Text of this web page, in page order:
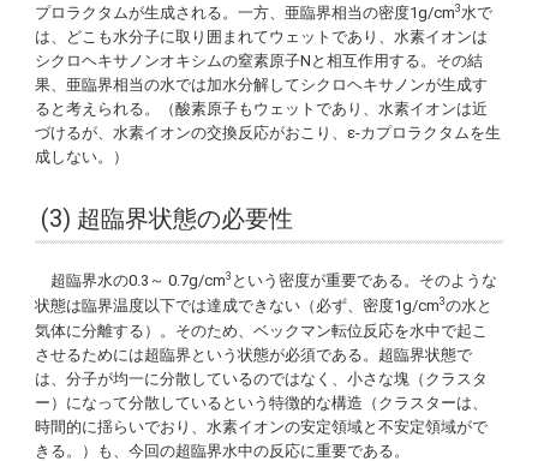
プロラクタムが生成される。一方、亜臨界相当の密度1g/cm3水で
は、どこも水分子に取り囲まれてウェットであり、水素イオンは
シクロヘキサノンオキシムの窒素原子Nと相互作用する。その結
果、亜臨界相当の水では加水分解してシクロヘキサノンが生成す
ると考えられる。（酸素原子もウェットであり、水素イオンは近
づけるが、水素イオンの交換反応がおこり、ε-カプロラクタムを生
成しない。）
(3) 超臨界状態の必要性
超臨界水の0.3～ 0.7g/cm3 という密度が重要である。そのような
状態は臨界温度以下では達成できない（必ず、密度1g/cm3の水と
気体に分離する）。そのため、ベックマン転位反応を水中で起こ
させるためには超臨界という状態が必須である。超臨界状態で
は、分子が均一に分散しているのではなく、小さな塊（クラスタ
ー）になって分散しているという特徴的な構造（クラスターは、
時間的に揺らいでおり、水素イオンの安定領域と不安定領域がで
きる。）も、今回の超臨界水中の反応に重要である。